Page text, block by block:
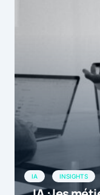
IA INSIGHTS